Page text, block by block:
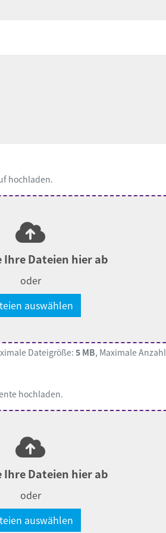
hochladen.
Ihre Dateien hier ab
oder
auswählen
Dateigröße: 5 MB, Maximale
hochladen.
Ihre Dateien hier ab
oder
auswählen